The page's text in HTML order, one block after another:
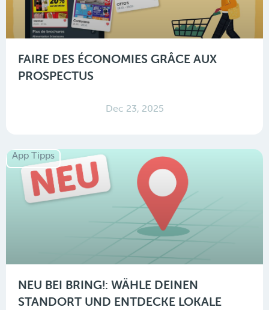
FAIRE DES ÉCONOMIES GRÂCE AUX
PROSPECTUS
Dec 23, 2025
App Tipps
NEU BEI BRING!: WÄHLE DEINEN
STANDORT UND ENTDECKE LOKALE